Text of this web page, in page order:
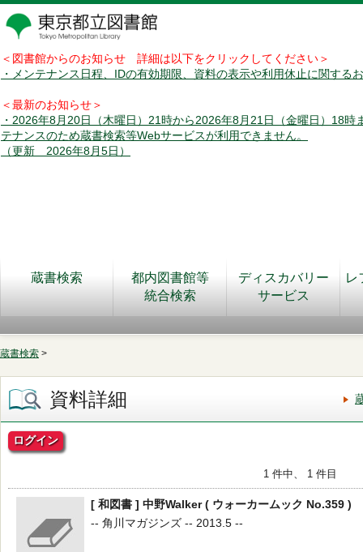
＜図書館からのお知らせ 詳細は以下をクリックしてください＞
・メンテナンス日程、IDの有効期限、資料の表示や利用休止に関する
＜最新のお知らせ＞
・2026年8月20日（木曜日）21時から2026年8月21日（金曜日）18時
テナンスのため蔵書検索等Webサービスが利用できません。
（更新 2026年8月5日）
蔵書検索
都内図書館等
統合検索
ディスカバリー
サービス
レ
蔵書検索 >
資料詳細
ログイン
1 件中、 1 件目
[ 和図書 ] 中野Walker ( ウォーカームック No.359 )
-- 角川マガジンズ -- 2013.5 --